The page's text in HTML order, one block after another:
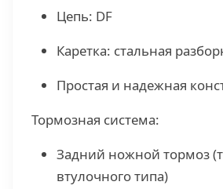
Цепь: DF
Каретка: стальная
Простая и надежная
Тормозная система:
Задний ножной тормоз
втулочного типа)